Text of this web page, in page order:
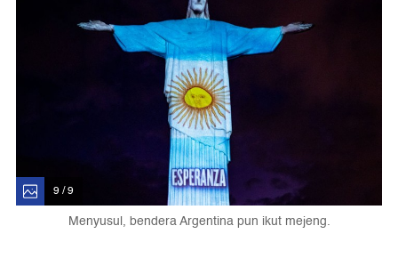
9 / 9
Menyusul, bendera Argentina pun ikut mejeng.